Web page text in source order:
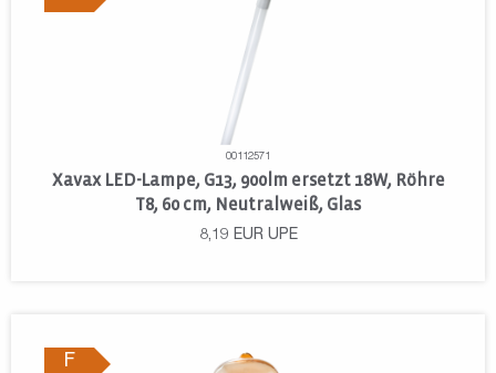
00112571
Xavax LED-Lampe, G13, 900lm ersetzt 18W, Röhre
T8, 60 cm, Neutralweiß, Glas
8,19 EUR UPE
F